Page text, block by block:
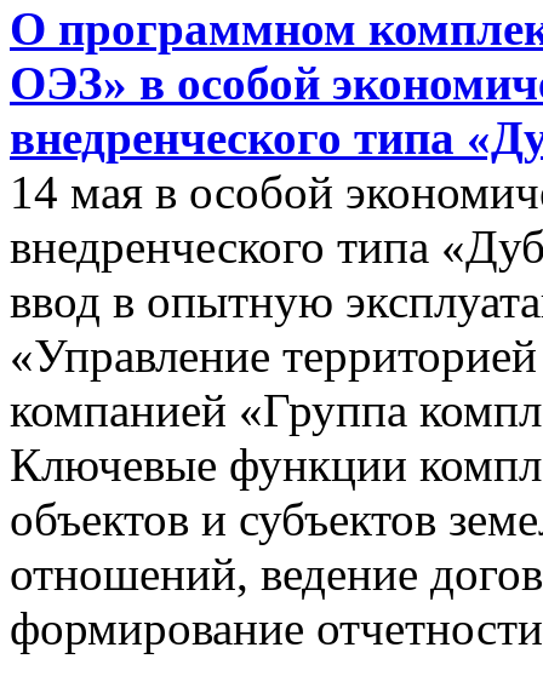
О программном
ОЭЗ» в особой
внедренческого типа
14 мая в особой
внедренческого типа
ввод в опытную
«Управление
компанией «Группа
Ключевые функции
объектов и субъектов
отношений, ведение
формирование